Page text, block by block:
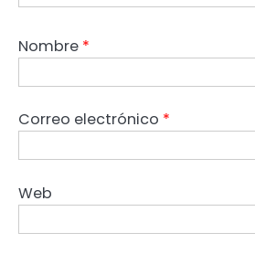
Nombre *
Correo electrónico *
Web